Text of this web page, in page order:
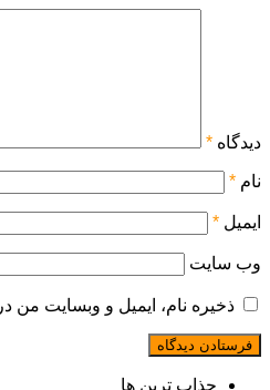
دیدگاه *
نام *
ایمیل *
وب‌ سایت
ذخیره نام، ایمیل و وبسایت من
جذاب ترین ها